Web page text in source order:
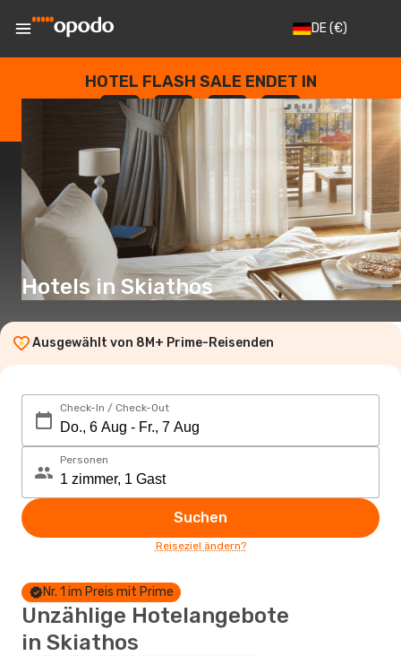
DE(€)
HOTEL FLASH SALE ENDET IN
--
TAGE
: --
STUNDEN
: --
SEKUNDEN
Hotels in Skiathos
Ausgewählt von 8M+ Prime-Reisenden
Check-In / Check-Out
Personen
Suchen
Reiseziel ändern?
Nr. 1 im Preis mit Prime
Unzählige Hotelangebote
in Skiathos